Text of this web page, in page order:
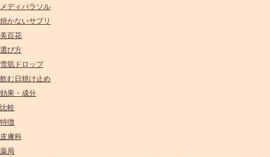
メディパラソル
焼かないサプリ
美百花
選び方
雪肌ドロップ
飲む日焼け止め
効果・成分
比較
特徴
皮膚科
薬局